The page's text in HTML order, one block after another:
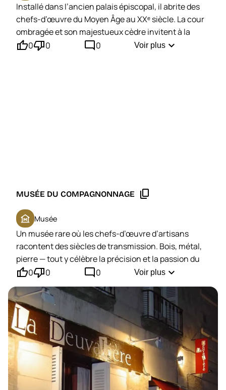
Installé dans l’ancien palais épiscopal, il abrite des
chefs-d’œuvre du Moyen Âge au XXᵉ siècle. La cour
ombragée et son majestueux cèdre invitent à la
pause.
thumb_up'0thumb_down'0 mode_comment0 Voir plus expand_more
MUSÉE DU COMPAGNONNAGE content_copy
museum Musée
Un musée rare où les chefs-d’œuvre d’artisans
racontent des siècles de transmission. Bois, métal,
pierre — tout y célèbre la précision et la passion du
travail bien fait.
thumb_up'0thumb_down'0 mode_comment0 Voir plus expand_more